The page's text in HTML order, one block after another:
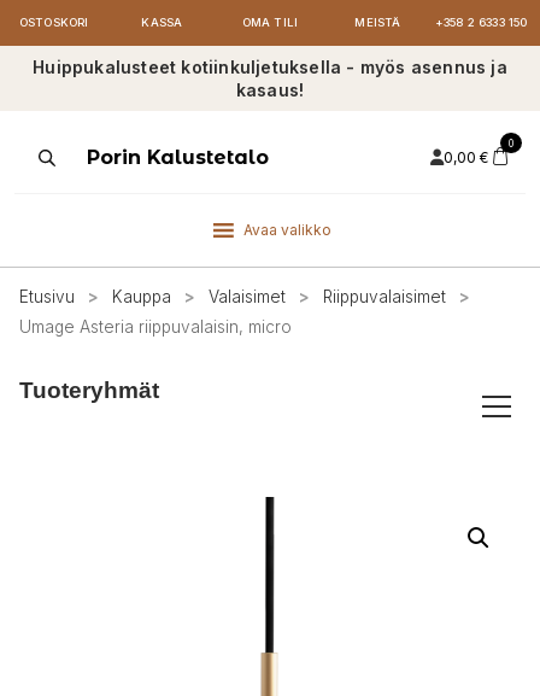
OSTOSKORI KASSA OMA TILI MEISTÄ +358 2 6333 150
Huippukalusteet kotiinkuljetuksella - myös asennus ja
kasaus!
ProductsPorin Kalustetalo 0,00 €
0
Avaa valikko
Etusivu > Kauppa > Valaisimet > Riippuvalaisimet
>
Umage Asteria riippuvalaisin, micro
Tuoteryhmät